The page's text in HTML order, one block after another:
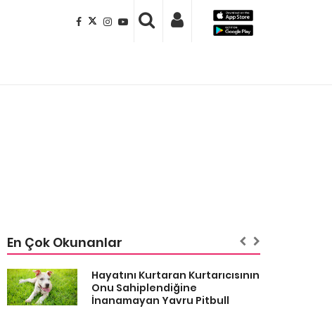
En Çok Okunanlar
Hayatını Kurtaran Kurtarıcısının
Onu Sahiplendiğine
İnanamayan Yavru Pitbull